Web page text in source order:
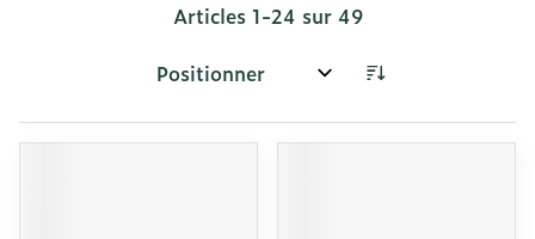
Articles 1-24 sur 49
Trier par: